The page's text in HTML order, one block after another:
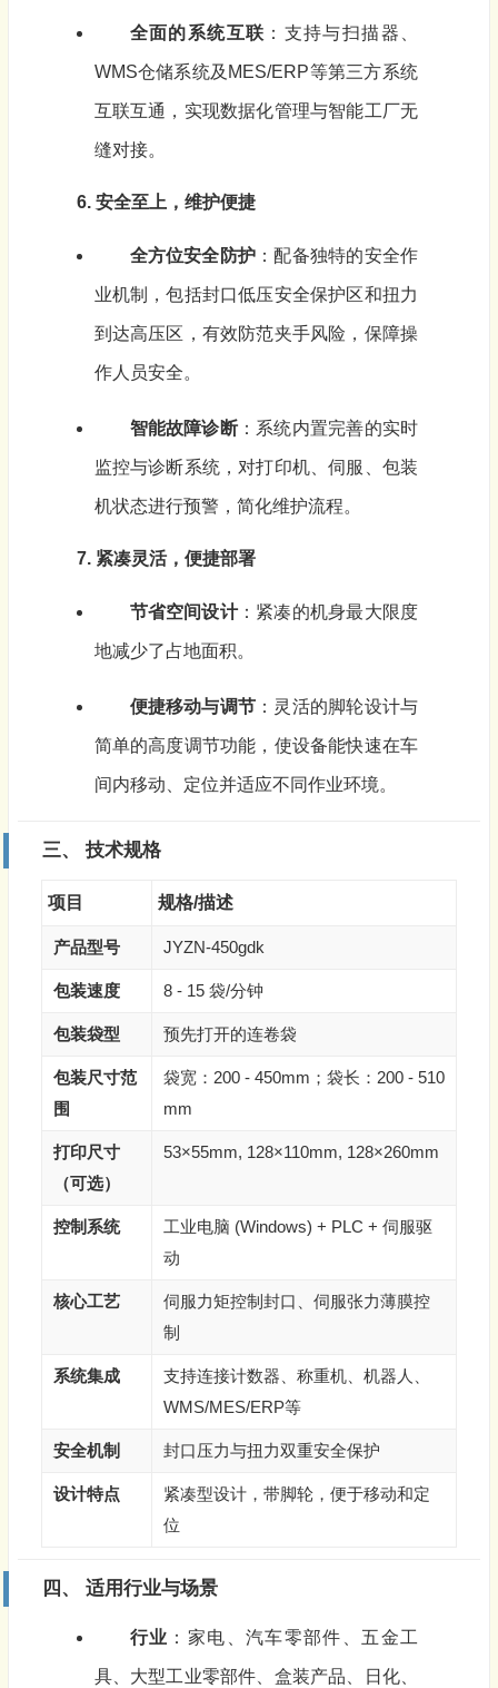
全面的系统互联 ：支持与扫描器、
WMS仓储系统及MES/ERP等第三方系统
互联互通，实现数据化管理与智能工厂无
缝对接。
6. 安全至上，维护便捷
全方位安全防护 ：配备独特的安全作
业机制，包括封口低压安全保护区和扭力
到达高压区，有效防范夹手风险，保障操
作人员安全。
智能故障诊断：系统内置完善的实时
监控与诊断系统，对打印机、伺服、包装
机状态进行预警，简化维护流程。
7. 紧凑灵活，便捷部署
节省空间设计：紧凑的机身最大限度
地减少了占地面积。
便捷移动与调节 ：灵活的脚轮设计与
简单的高度调节功能，使设备能快速在车
间内移动、定位并适应不同作业环境。
三、 技术规格
项目 规格/描述
产品型号 JYZN-450gdk
包装速度 8 - 15 袋/分钟
包装袋型 预先打开的连卷袋
包装尺寸范
围
袋宽：200 - 450mm；袋长：200 - 510
mm
打印尺寸
（可选）
53×55mm, 128×110mm, 128×260mm
控制系统
工业电脑 (Windows) + PLC + 伺服驱
动
核心工艺
伺服力矩控制封口、伺服张力薄膜控
制
系统集成
支持连接计数器、称重机、机器人、
WMS/MES/ERP等
安全机制 封口压力与扭力双重安全保护
设计特点
紧凑型设计，带脚轮，便于移动和定
位
四、 适用行业与场景
行业 ：家电、汽车零部件、五金工
具、大型工业零部件、盒装产品、日化、